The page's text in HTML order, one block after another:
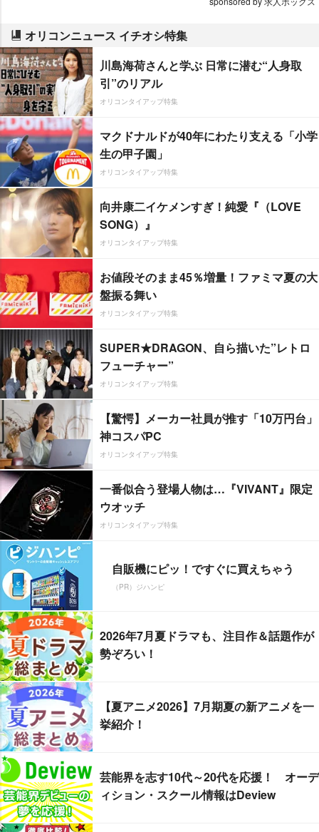
オリコンニュース イチオシ特集
川島海荷さんと学ぶ 日常に潜む“人身取
引”のリアル
オリコンタイアップ特集
マクドナルドが40年にわたり支える「小学
生の甲子園」
オリコンタイアップ特集
向井康二イケメンすぎ！純愛『（LOVE
SONG）』
オリコンタイアップ特集
お値段そのまま45％増量！ファミマ夏の大
盤振る舞い
オリコンタイアップ特集
SUPER★DRAGON、自ら描いた”レトロ
フューチャー”
オリコンタイアップ特集
【驚愕】メーカー社員が推す「10万円台」
神コスパPC
オリコンタイアップ特集
一番似合う登場人物は…『VIVANT』限定
ウオッチ
オリコンタイアップ特集
自販機にピッ！ですぐに買えちゃう
（PR）ジハンピ
2026年7月夏ドラマも、注目作＆話題作が
勢ぞろい！
【夏アニメ2026】7月期夏の新アニメを一
挙紹介！
芸能界を志す10代～20代を応援！ オーデ
ィション・スクール情報はDeview